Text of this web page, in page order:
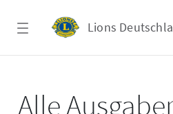
Lions
Alle